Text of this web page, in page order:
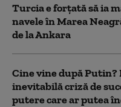
Turcia e forțată să ia
navele în Marea
de la Ankara
Cine vine după Putin?
inevitabilă criză de
putere care ar putea